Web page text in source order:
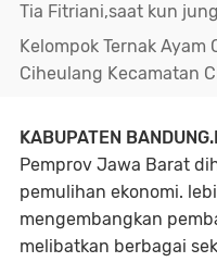
Tia Fitriani,saat kun
Kelompok Ternak Ayam
Ciheulang Kecamatan
KABUPATEN
Pemprov Jawa Barat
pemulihan ekonomi.
mengembangkan
melibatkan berbagai